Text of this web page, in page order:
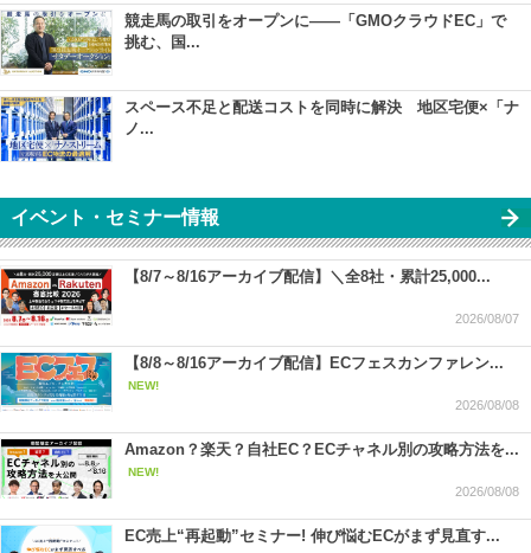
競走馬の取引をオープンに――「GMOクラウドEC」で
挑む、国...
スペース不足と配送コストを同時に解決 地区宅便×「ナ
ノ...
イベント・セミナー情報
【8/7～8/16アーカイブ配信】＼全8社・累計25,000...
2026/08/07
【8/8～8/16アーカイブ配信】ECフェスカンファレン...
NEW!
2026/08/08
Amazon？楽天？自社EC？ECチャネル別の攻略方法を...
NEW!
2026/08/08
EC売上“再起動”セミナー! 伸び悩むECがまず見直す...